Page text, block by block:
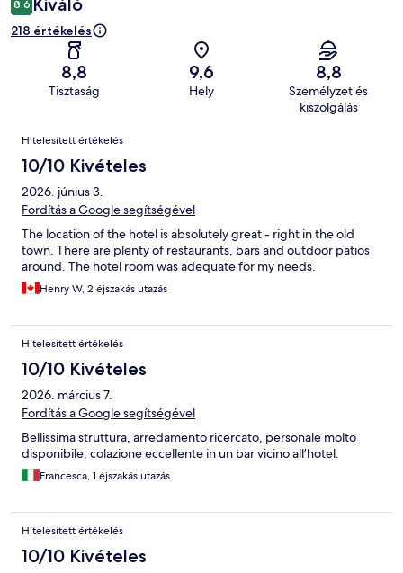
8,6 Kiváló
218 értékelés
8,8
Tisztaság
9,6
Hely
8,8
Személyzet és
kiszolgálás
Értékelések
Hitelesített értékelés
10/10 Kivételes
2026. június 3.
Fordítás a Google segítségével
The location of the hotel is absolutely great - right in the old
town. There are plenty of restaurants, bars and outdoor patios
around. The hotel room was adequate for my needs.
Henry W, 2 éjszakás utazás
Hitelesített értékelés
10/10 Kivételes
2026. március 7.
Fordítás a Google segítségével
Bellissima struttura, arredamento ricercato, personale molto
disponibile, colazione eccellente in un bar vicino all’hotel.
Francesca, 1 éjszakás utazás
Hitelesített értékelés
10/10 Kivételes